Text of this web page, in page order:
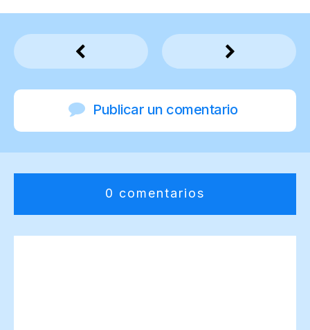
Publicar un comentario
0 comentarios